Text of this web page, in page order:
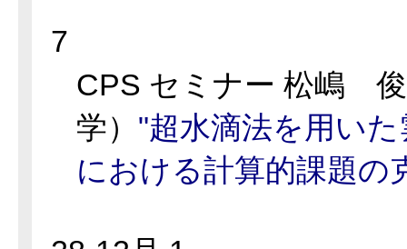
7
CPS セミナー 松嶋
学） "超水滴法を用い
における計算的課題の